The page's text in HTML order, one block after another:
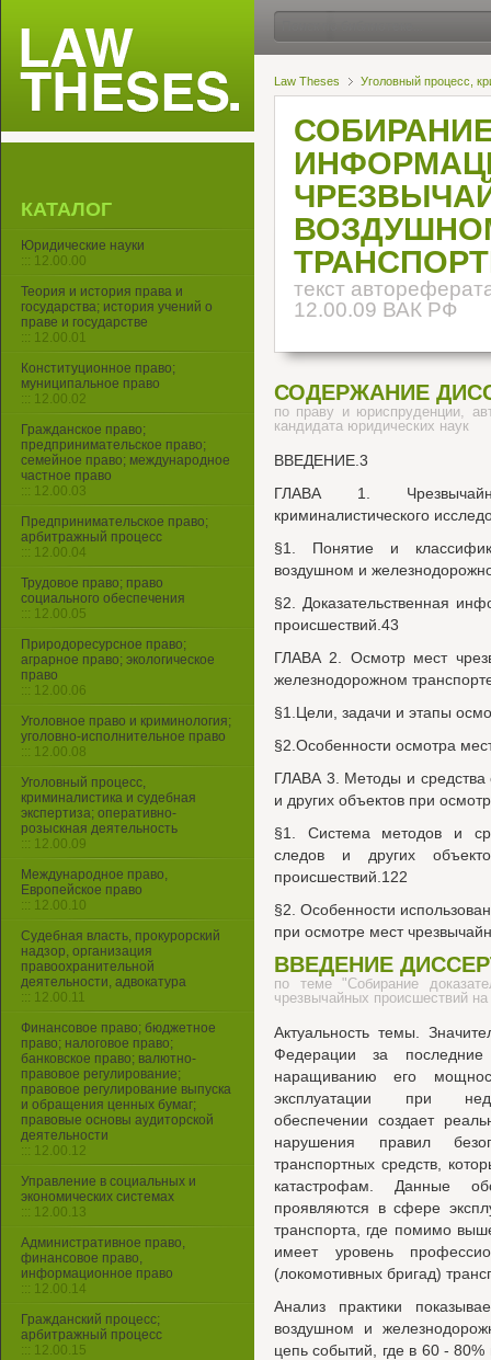
Law Theses Уголовный процесс,
текст
12.00.09 ВАК РФ
СОДЕРЖАНИЕ
по праву и юриспруденции,
кандидата юридических наук
ВВЕДЕНИЕ.3
ГЛАВА 1.
криминалистического
§1. Понятие и
воздушном и
§2. Доказательственная
происшествий.43
ГЛАВА 2. Осмотр мест
железнодорожном
§1.Цели, задачи и этапы
§2.Особенности осмотра
ГЛАВА 3. Методы и средства
и других объектов при
§1. Система методов и
следов и других
происшествий.122
§2. Особенности
при осмотре мест
ВВЕДЕНИЕ
по теме "Собирание
чрезвычайных происшествий
Актуальность темы.
Федерации за
наращиванию его
эксплуатации при
обеспечении создает
нарушения правил
транспортных средств,
катастрофам. Данные
проявляются в сфере
транспорта, где помимо
имеет уровень
(локомотивных бригад)
Анализ практики
воздушном и
цепь событий, где в 60 -
КАТАЛОГ
Юридические науки
::: 12.00.00
Теория и история права и
государства; история учений о
праве и государстве
::: 12.00.01
Конституционное право;
муниципальное право
::: 12.00.02
Гражданское право;
предпринимательское право;
семейное право; международное
частное право
::: 12.00.03
Предпринимательское право;
арбитражный процесс
::: 12.00.04
Трудовое право; право
социального обеспечения
::: 12.00.05
Природоресурсное право;
аграрное право; экологическое
право
::: 12.00.06
Уголовное право и криминология;
уголовно-исполнительное право
::: 12.00.08
Уголовный процесс,
криминалистика и судебная
экспертиза; оперативно-
розыскная деятельность
::: 12.00.09
Международное право,
Европейское право
::: 12.00.10
Судебная власть, прокурорский
надзор, организация
правоохранительной
деятельности, адвокатура
::: 12.00.11
Финансовое право; бюджетное
право; налоговое право;
банковское право; валютно-
правовое регулирование;
правовое регулирование выпуска
и обращения ценных бумаг;
правовые основы аудиторской
деятельности
::: 12.00.12
Управление в социальных и
экономических системах
::: 12.00.13
Административное право,
финансовое право,
информационное право
::: 12.00.14
Гражданский процесс;
арбитражный процесс
::: 12.00.15